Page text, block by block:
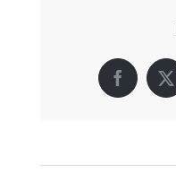
Facebook
X